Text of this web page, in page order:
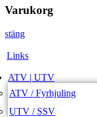
Varukorg
stäng
Links
ATV | UTV
ATV / Fyrhjuling
UTV / SSV